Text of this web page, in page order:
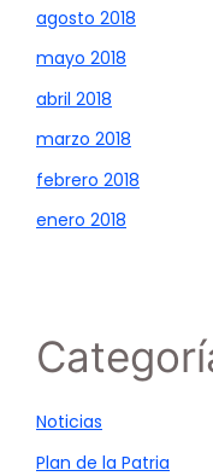
agosto 2018
mayo 2018
abril 2018
marzo 2018
febrero 2018
enero 2018
Noticias
Plan de la Patria